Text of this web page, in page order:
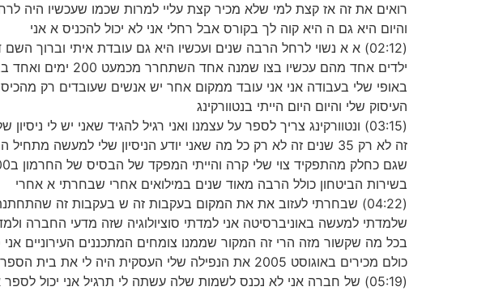
רואים את זה אז קצת למי שלא מכיר קצת עליי למרות שכמו שעכשיו היה
והיום היא גם ה היא קוה לך בקורס אבל רחלי אני לא יכול להכניס א אני
(02:12) א א נשוי לרחל הרבה שנים ועכשיו היא גם עובדת איתי וברוך
ילדים אחד מהם
באופי שלי בעבודה אני אני עובד ממקום אחר יש אנשים שעובדים רק
העיסוק שלי והיום היום הייתי בנטוורקינג
בשירות הביטחון כולל הרבה מאוד שנים במילואים אחרי שבחרתי א אחרי
(04:22) שבחרתי לעזוב את את המקום בעקבות זה ש בעקבות זה
שלמדתי למעשה באוניברסיטה אני למדתי סוציולוגיה שזה מדעי החברה
בכל מה שקשור מזה הרי זה המקור שממנו צומחים המתכננים העירוניים
כולם מכירים באוגוסט 2005 את הנפילה שלי העסקית היה לי את בית הספר לקוסמטיקה הכי גדול בישראל א הייתי זקין